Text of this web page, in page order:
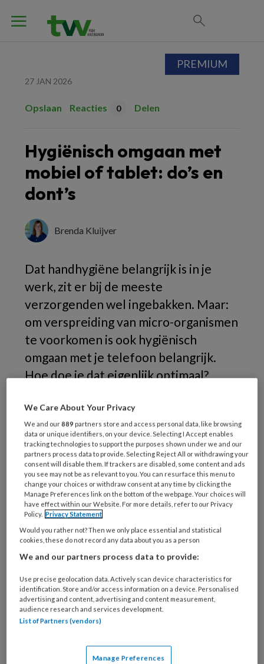
27 JAN 2026
Opslaan Reacties 0 Delen
Hygiënisch omgaan met
mobiel of tablet: do’s en
dont’s
Brenda Kluijver
Dat handhygiëne belangrijk is in je
werk, zit er bij de meeste
verzorgenden wel ingebakken. Maar:
om verspreiding van micro-organismen
te voorkomen is ook hygiënisch
omgaan met je telefoon belangrijk.
Hoe doe je dat eigenlijk optimaal?
Het advies vande Werkgroep
Infectiepreventie
PREMIUM
Wil je dit artikel lezen?
Neem een maandabonnement op TVV
voor maar €6,- per maand!
Onbeperkt alle premium artikelen lezen
Verdien accreditatiepunten met TVV
Check
PREMIUM
We Care About Your Privacy
We and our889 partners store and access personal data, like browsing
data or unique identifiers, on your device. Selecting I Accept enables
tracking technologies to support the purposes shown under we and our
partners process data to provide. Selecting Reject All or withdrawing your
consent will disable them. If trackers are disabled, some content and ads
you see may not be as relevant to you. You can resurface this menu to
change your choices or withdraw consent at any time by clicking the
Manage Preferences link on the bottom of the webpage. Your choices will
have effect within our Website. For more details, refer to our Privacy
Policy. Privacy Statement
Would you rather not? Then we only place essential and statistical
cookies, these do not record any data about you as a person
We and our partners process data to provide:
Use precise geolocation data. Actively scan device characteristics for
identification. Store and/or access information on a device. Personalised
advertising and content, advertising and content measurement,
audience research and services development.
List of Partners (vendors)
Manage Preferences